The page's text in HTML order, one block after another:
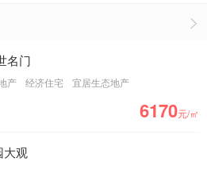
价为5161元/㎡
月14日）玉林市区商品房住宅
价为5491元/㎡
5月21日）玉林市区商品房住宅
价为5235元/㎡
5月28日）玉林市区商品房住宅
价为5114元/㎡
4月23日）玉林市区商品房住宅
房价为5407元/㎡
名门
产 经济住宅
宜居生态地产
6170元/㎡
大观